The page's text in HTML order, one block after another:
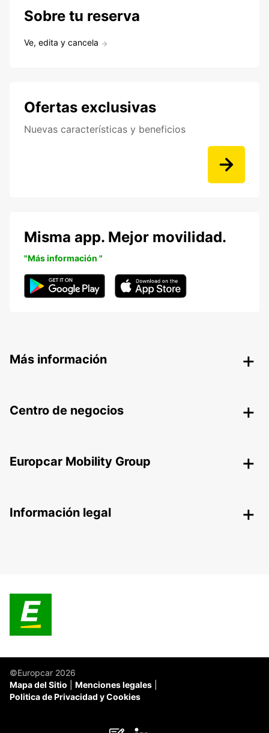
Sobre tu reserva
Ve, edita y cancela
Ofertas exclusivas
Nuevas características y beneficios
Misma app. Mejor movilidad.
"Más información "
Más información
Centro de negocios
Europcar Mobility Group
Información legal
©Europcar 2026
Mapa del Sitio
Menciones legales
Politica de Privacidad y Cookies